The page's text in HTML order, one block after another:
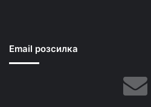
Email розсилка